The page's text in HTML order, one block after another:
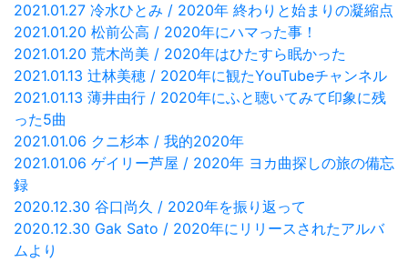
2021.01.27 冷水ひとみ / 2020年 終わりと始まりの凝縮点
2021.01.20 松前公高 / 2020年にハマった事！
2021.01.20 荒木尚美 / 2020年はひたすら眠かった
2021.01.13 辻林美穂 / 2020年に観たYouTubeチャンネル
2021.01.13 薄井由行 / 2020年にふと聴いてみて印象に残
った5曲
2021.01.06 クニ杉本 / 我的2020年
2021.01.06 ゲイリー芦屋 / 2020年 ヨカ曲探しの旅の備忘
録
2020.12.30 谷口尚久 / 2020年を振り返って
2020.12.30 Gak Sato / 2020年にリリースされたアルバ
ムより